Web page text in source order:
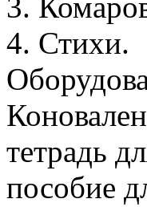
3.
4. Стихи.
тетрадь
пособие